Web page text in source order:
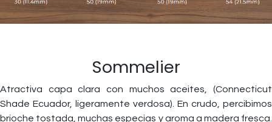
Sommelier
Atractiva capa clara con muchos aceites, (Connecticut
Shade Ecuador, ligeramente verdosa). En crudo, percibimos
brioche tostada, muchas especias y aroma a madera fresca.